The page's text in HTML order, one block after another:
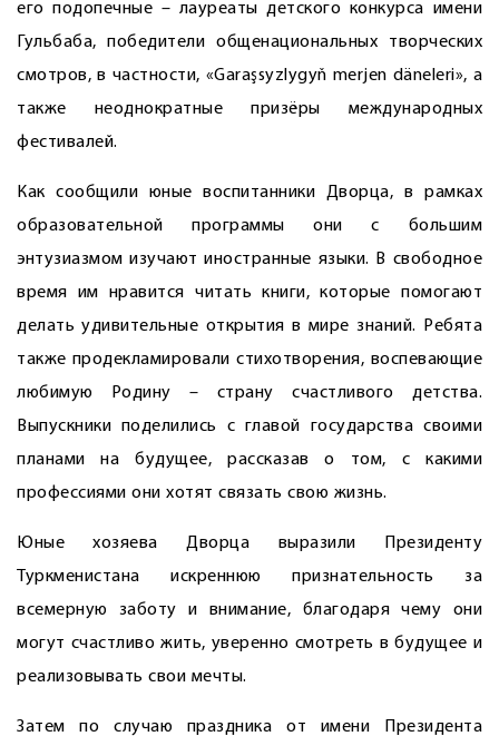
его подопечные – лауреаты детского конкурса имени
Гульбаба, победители общенациональных творческих
смотров, в частности, «Garaşsyzlygyň merjen däneleri», а
также неоднократные призёры международных
фестивалей.
Как сообщили юные воспитанники Дворца, в рамках
образовательной программы они с большим
энтузиазмом изучают иностранные языки. В свободное
время им нравится читать книги, которые помогают
делать удивительные открытия в мире знаний. Ребята
также продек­ламировали стихотворения, воспевающие
любимую Родину – страну счастливого детства.
Выпускники поделились с главой государства свои­ми
планами на будущее, рассказав о том, с какими
профессиями они хотят связать свою жизнь.
Юные хозяева Дворца выразили Президенту
Туркменистана искреннюю признательность за
всемерную заботу и внимание, благодаря чему они
могут счастливо жить, уверенно смотреть в будущее и
реализовывать свои мечты.
Затем по случаю праздника от имени Президента